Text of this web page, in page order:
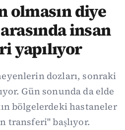
olmasın diye
insan
yapılıyor
dozları, sonraki
Gün sonunda da elde
bölgelerdeki hastaneler
transferi" başlıyor.